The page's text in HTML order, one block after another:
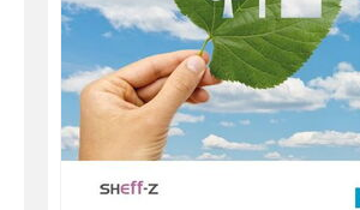
Deutsch als Zweitsprache
Englisch
Französisch
Friesisch
Geographie